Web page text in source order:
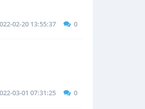
02-20 13:55:37 0
03-01 07:31:25 0